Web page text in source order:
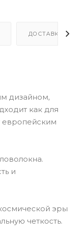
ДОСТАВКА
дизайном,
как для
европейским
и
эры
четкость.